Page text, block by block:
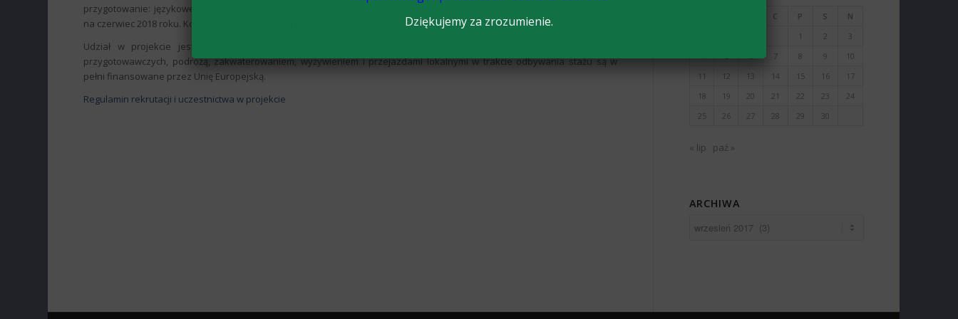
przygotowanie: językowe, kulturowe, merytoryczne i pedagogiczne. Wyjazd pierwszej 18 osobowej grupy planowany jest
na czerwiec 2018 roku. Kolejna grupa uczniów, w ramach tego samego projektu, wyjedzie w maju 2019 roku.
Udział w projekcie jest całkowicie bezpłatny. Wszystkie koszty projektu związane z uczestnictwem w zajęciach
przygotowawczych, podróżą, zakwaterowaniem, wyżywieniem i przejazdami lokalnymi w trakcie odbywania stażu są w
pełni finansowane przez Unię Europejską.
Regulamin rekrutacji i uczestnictwa w projekcie
C P S
N
1
2
3
4
5 6 7 8 9
10
11
12 13 14 15 16
17
18
19 20 21 22 23
24
25
26 27 28 29 30
« lip paź »
ARCHIWA
Dziękujemy za zrozumienie.